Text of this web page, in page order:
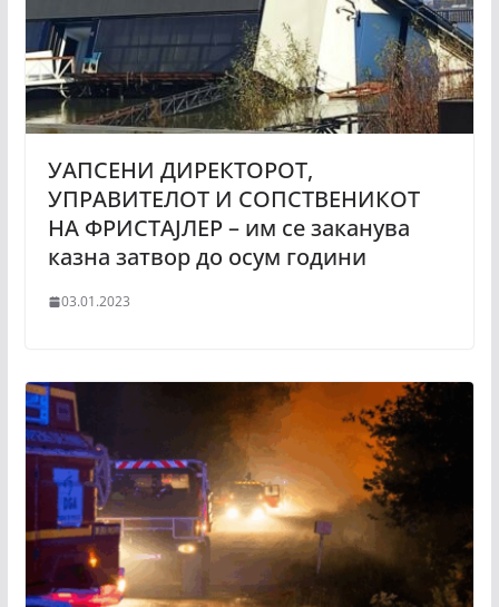
УАПСЕНИ ДИРЕКТОРОТ,
УПРАВИТЕЛОТ И СОПСТВЕНИКОТ
НА ФРИСТАЈЛЕР – им се заканува
казна затвор до осум години
03.01.2023